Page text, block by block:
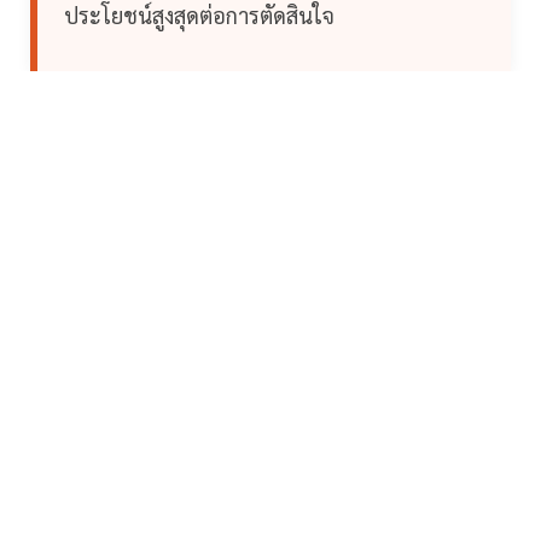
ประโยชน์สูงสุดต่อการตัดสินใจ